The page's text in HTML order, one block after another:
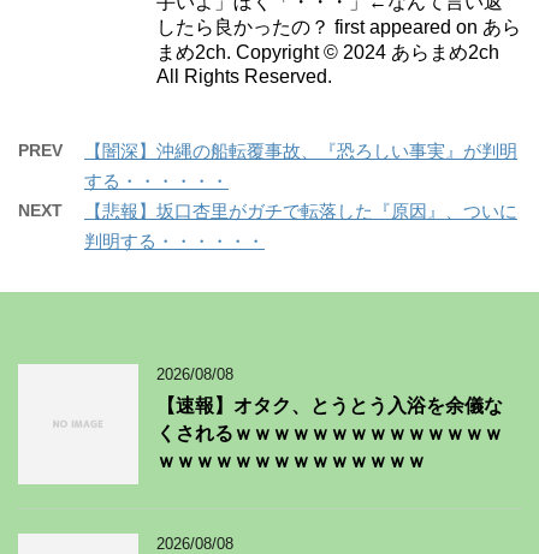
したら良かったの？ first appeared on あら
まめ2ch. Copyright © 2024 あらまめ2ch
All Rights Reserved.
PREV
【闇深】沖縄の船転覆事故、『恐ろしい事実』が判明
する・・・・・・
NEXT
【悲報】坂口杏里がガチで転落した『原因』、ついに
判明する・・・・・・
2026/08/08
【速報】オタク、とうとう入浴を余儀な
くされるｗｗｗｗｗｗｗｗｗｗｗｗｗｗ
ｗｗｗｗｗｗｗｗｗｗｗｗｗｗ
2026/08/08